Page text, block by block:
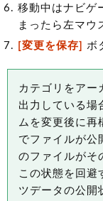
移動中はナビゲ
まったら左マウ
[変更を保存]
ボ
カテゴリをアー
出力している場
ムを変更後に再
でファイルが公
のファイルがそ
この状態を回避
ツデータの公開